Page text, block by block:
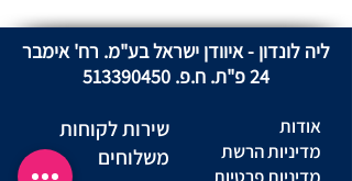
ליה לונדון - איוודן ישראל בע"מ. רח' אימבר
24 פ"ת. ח.פ.
513390450
שירות לקוחות
משלוחים
אודות
מדיניות הרשת